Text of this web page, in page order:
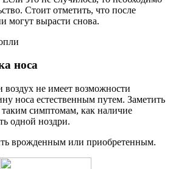
Стоит отметить, что после
могут вырасти снова.
носа
воздух не имеет возможности
носа естественным путем. Заметить
симптомам, как наличие
одной ноздри.
врожденным или приобретенным.